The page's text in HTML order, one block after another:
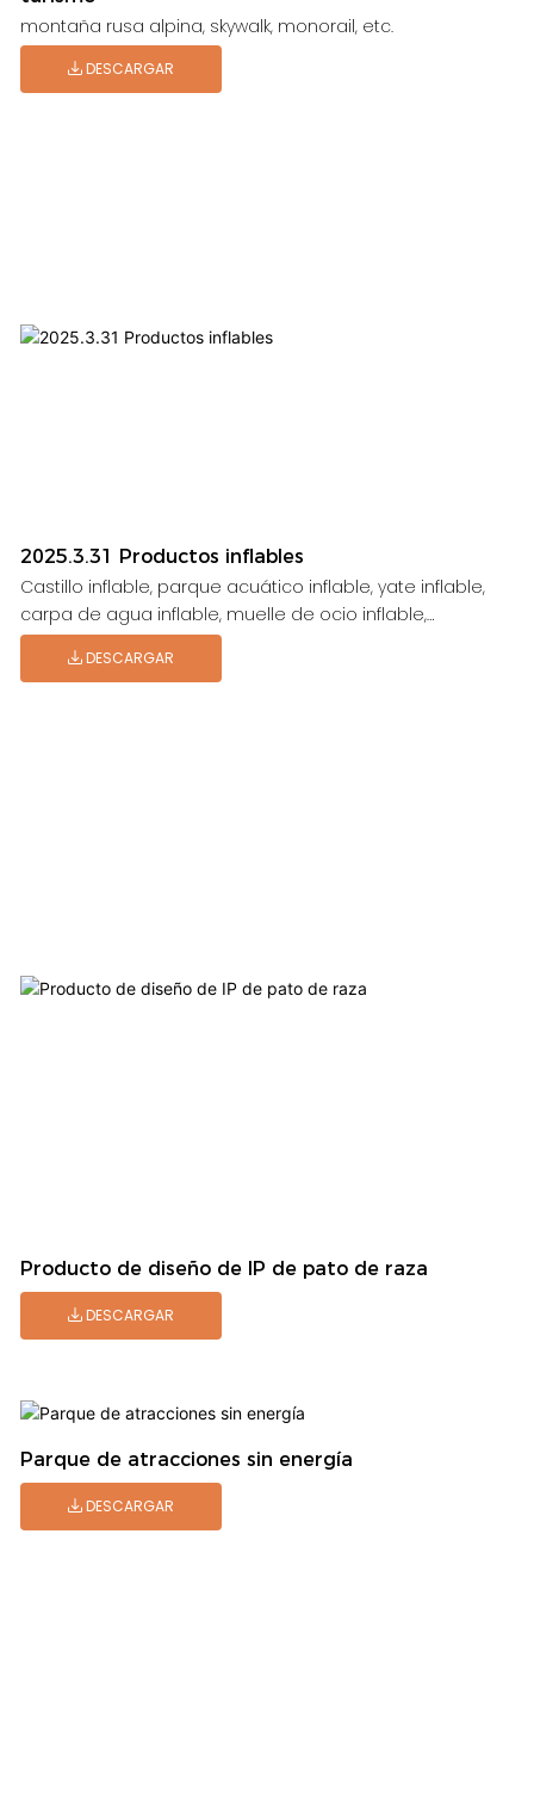
montaña rusa alpina, skywalk, monorail, etc.
DESCARGAR
2025.3.31 Productos inflables
Castillo inflable, parque acuático inflable, yate inflable,
carpa de agua inflable, muelle de ocio inflable,
plataforma de ocio inflable, patio de recreo inflable,
carrera de obstáculos inflables, juegos inflables, parque
DESCARGAR
Producto de diseño de IP de pato de raza
DESCARGAR
Parque de atracciones sin energía
DESCARGAR